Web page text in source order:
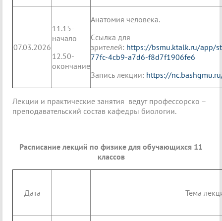
07.03.2026
11.15-
начало
12.50-
окончание
Анатомия человека.
Cсылка для
зрителей: https://bsmu.ktalk.ru/app/
77fc-4cb9-a7d6-f8d7f1906fe6
Запись лекции: https://
Лекции и практические занятия ведут профессорско –
преподавательский состав кафедры биологии.
Расписание лекций по физике для обучающихся 11
классов
Дата Тема